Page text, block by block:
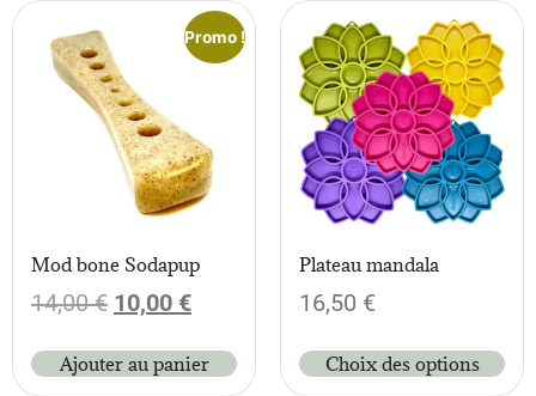
Promo !
Mod bone Sodapup
14,00€ 10,00 €
Ajouter au panier
Plateau mandala
16,50 €
Choix des options